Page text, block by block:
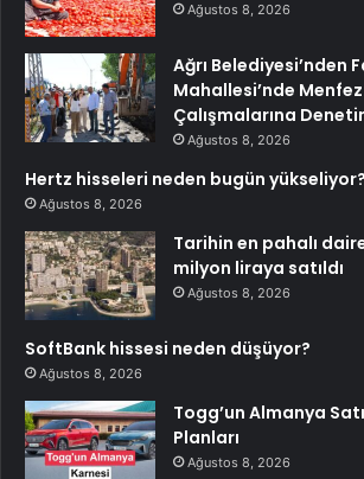
Ağustos 8, 2026
Ağrı Belediyesi’nden
Mahallesi’nde
Çalışmalarına
Ağustos 8, 2026
Hertz hisseleri neden bugün yükseliyor?
Ağustos 8, 2026
Tarihin en pahalı
milyon liraya satıldı
Ağustos 8, 2026
SoftBank hissesi neden düşüyor?
Ağustos 8, 2026
Togg’un Almanya
Planları
Ağustos 8, 2026